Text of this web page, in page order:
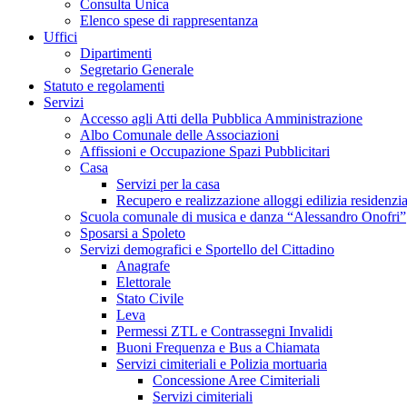
Consulta Unica
Elenco spese di rappresentanza
Uffici
Dipartimenti
Segretario Generale
Statuto e regolamenti
Servizi
Accesso agli Atti della Pubblica Amministrazione
Albo Comunale delle Associazioni
Affissioni e Occupazione Spazi Pubblicitari
Casa
Servizi per la casa
Recupero e realizzazione alloggi edilizia
Scuola comunale di musica e danza “Alessandro Onofri”
Sposarsi a Spoleto
Servizi demografici e Sportello del Cittadino
Anagrafe
Elettorale
Stato Civile
Leva
Permessi ZTL e Contrassegni Invalidi
Buoni Frequenza e Bus a Chiamata
Servizi cimiteriali e Polizia mortuaria
Concessione Aree Cimiteriali
Servizi cimiteriali